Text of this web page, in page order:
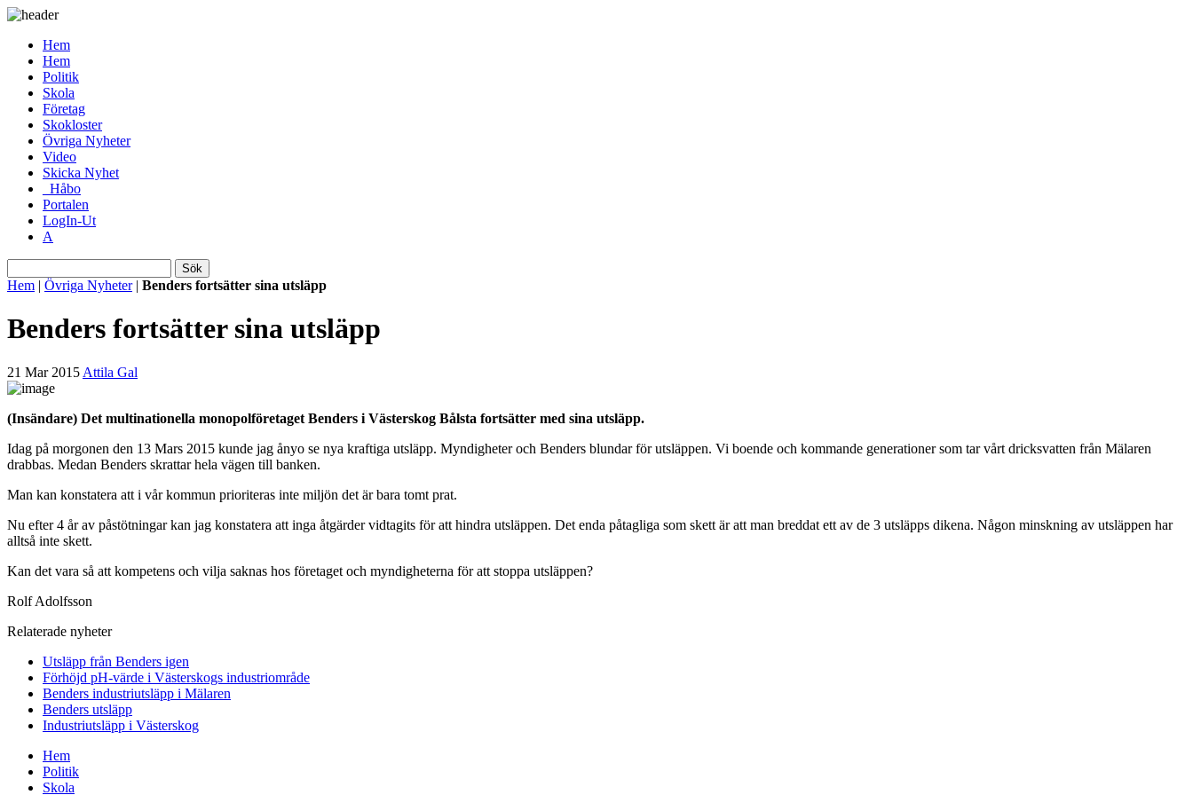
Hem
Hem
Politik
Skola
Företag
Skokloster
Övriga Nyheter
Video
Skicka Nyhet
_Håbo
Portalen
LogIn-Ut
A
Sök
Hem | Övriga Nyheter| Benders fortsätter sina utsläpp
Benders fortsätter sina utsläpp
21 Mar 2015 Attila Gal
(Insändare) Det multinationella monopolföretaget Benders i Västerskog Bålsta fortsätter med sina utsläpp.
Idag på morgonen den 13 Mars 2015 kunde jag ånyo se nya kraftiga utsläpp. Myndigheter och Benders blundar för utsläppen. Vi boende och kommande generationer som tar vårt dricksvatten från Mälaren
drabbas. Medan Benders skrattar hela vägen till banken.
Man kan konstatera att i vår kommun prioriteras inte miljön det är bara tomt prat.
Nu efter 4 år av påstötningar kan jag konstatera att inga åtgärder vidtagits för att hindra utsläppen. Det enda påtagliga som skett är att man breddat ett av de 3 utsläpps dikena. Någon minskning av utsläppen har
alltså inte skett.
Kan det vara så att kompetens och vilja saknas hos företaget och myndigheterna för att stoppa utsläppen?
Rolf Adolfsson
Relaterade nyheter
Utsläpp från Benders igen
Förhöjd pH-värde i Västerskogs industriområde
Benders industriutsläpp i Mälaren
Benders utsläpp
Industriutsläpp i Västerskog
Hem
Politik
Skola